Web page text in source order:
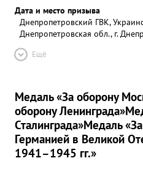
Дата и место призыва
Днепропетровский ГВК,
Днепропетровская обл., г.
Ещё
Медаль «За оборону
оборону Ленинграда»
Сталинграда»Медаль
Германией в Великой
1941–1945 гг.»